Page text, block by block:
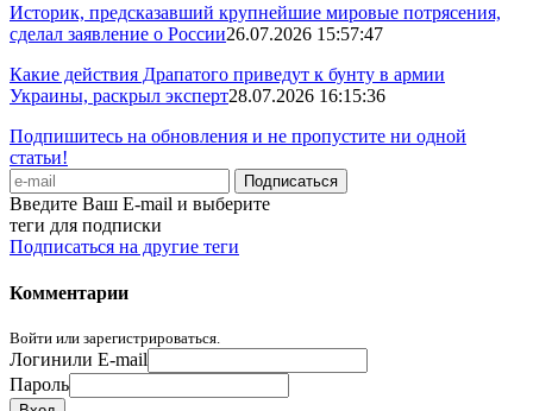
Историк, предсказавший крупнейшие мировые потрясения,
сделал заявление о России26.07.2026 15:57:47
Какие действия Драпатого приведут к бунту в армии
Украины, раскрыл эксперт28.07.2026 16:15:36
Подпишитесь на обновления и не пропустите ни одной
статьи!
Введите Ваш E-mail и выберите
теги для подписки
Подписаться на другие теги
Комментарии
Войти или зарегистрироваться.
Логинили E-mail
Пароль